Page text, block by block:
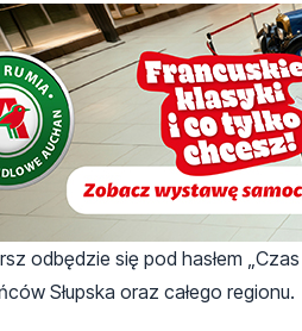
odbędzie się pod hasłem
Słupska oraz całego regionu.